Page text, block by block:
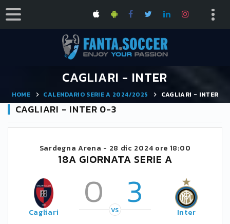
CAGLIARI - INTER
HOME CALENDARIO SERIE A 2024/2025 CAGLIARI - INTER
CAGLIARI - INTER 0-3
Sardegna Arena - 28 dic 2024 ore 18:00
18A GIORNATA SERIE A
Cagliari 0 3
VS Inter